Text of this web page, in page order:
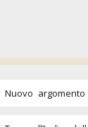
Nuovo argomento